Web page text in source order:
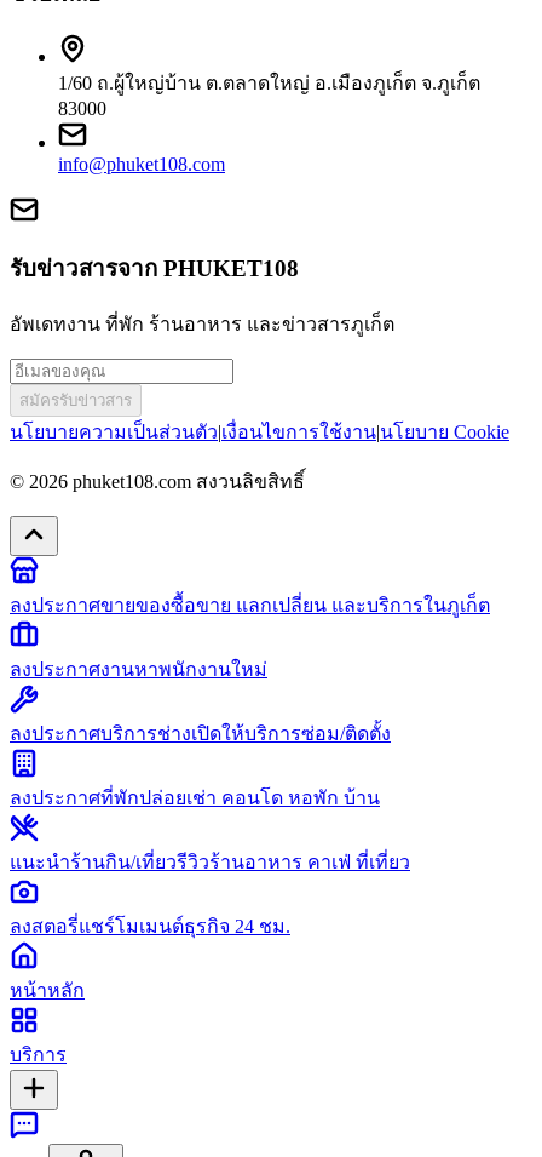
1/60 ถ.ผู้ใหญ่บ้าน ต.ตลาดใหญ่ อ.เมืองภูเก็ต จ.ภูเก็ต
83000
info@phuket108.com
รับข่าวสารจาก PHUKET108
อัพเดทงาน ที่พัก ร้านอาหาร และข่าวสารภูเก็ต
สมัครรับข่าวสาร
นโยบายความเป็นส่วนตัว|เงื่อนไขการใช้งาน|นโยบาย Cookie
© 2026 phuket108.com สงวนลิขสิทธิ์
ลงประกาศขายของซื้อขาย แลกเปลี่ยน และบริการในภูเก็ต
ลงประกาศงานหาพนักงานใหม่
ลงประกาศบริการช่างเปิดให้บริการซ่อม/ติดตั้ง
ลงประกาศที่พักปล่อยเช่า คอนโด หอพัก บ้าน
แนะนำร้านกิน/เที่ยวรีวิวร้านอาหาร คาเฟ่ ที่เที่ยว
ลงสตอรี่แชร์โมเมนต์ธุรกิจ 24 ชม.
หน้าหลัก
บริการ